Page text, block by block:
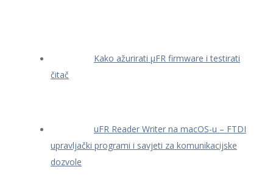
Kako ažurirati μFR firmware i testirati
čitač
uFR Reader Writer na macOS-u – FTDI
upravljački programi i savjeti za komunikacijske
dozvole